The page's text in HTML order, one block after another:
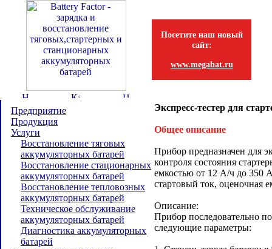
Посетите наш новый
сайт:
www.megabat.ru
Предприятие
Продукция
Услуги
Восстановление тяговых
аккумуляторных батарей
Восстановление стационарных
аккумуляторных батарей
Восстановление тепловозных
аккумуляторных батарей
Техническое обслуживание
аккумуляторных батарей
Диагностика аккумуляторных
батарей
Экспресс-тестер для
Общее описание
Прибор предназначен для
контроля состояния
емкостью от 12 А/ч до 350
стартовый ток, оценочная
Описание:
Прибор последовательно
следующие параметры: